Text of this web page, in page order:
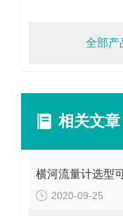
全部产
相关文章
横河流量计选型
2020-09-25